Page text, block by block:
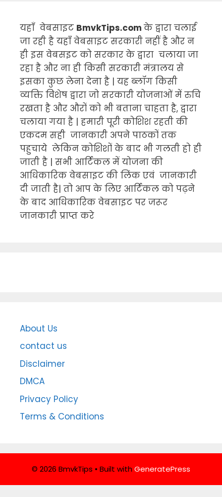
यहाँ वेबसाइट BmvkTips.com के द्वारा चलाई
जा रही है यहाँ वेबसाइट सरकारी नहीं है और न
ही इस वेबसइट को सरकार के द्वारा चलाया जा
रहा है और ना ही किसी सरकारी मंत्रालय से
इसका कुछ लेना देना है | यह ब्लॉग किसी
व्यक्ति विशेष द्वारा जो सरकारी योजनाओं में रुचि
रखता है और औरों को भी बताना चाहता है, द्वारा
चलाया गया है | हमारी पूरी कोशिश रहती की
एकदम सही जानकारी अपने पाठकों तक
पहुचाये लेकिन कोशिशों के बाद भी गलती हो ही
जाती है | सभी आर्टिकल में योजना की
आधिकारिक वेबसाइट की लिंक एवं जानकारी
दी जाती है| तो आप के लिए आर्टिकल को पढ़ने
के बाद आधिकारिक वेबसाइट पर जरूर
जानकारी प्राप्त करे
About Us
contact us
Disclaimer
DMCA
Privacy Policy
Terms & Conditions
© 2026 BmvkTips • Built withGeneratePress